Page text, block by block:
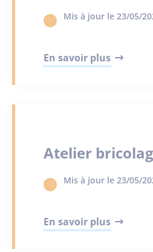
Mis à jour le 23/05/
En savoir plus
Atelier
Mis à jour le 23/05/
En savoir plus